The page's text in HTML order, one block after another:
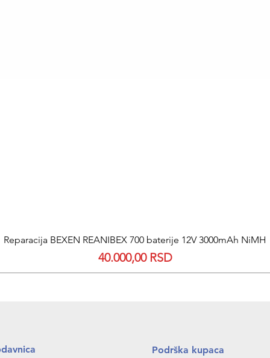
Reparacija BEXEN REANIBEX 700 baterije 12V 3000mAh NiMH
Price
40.000,00 RSD
Podrška kupaca